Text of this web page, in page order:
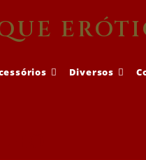
Diversos